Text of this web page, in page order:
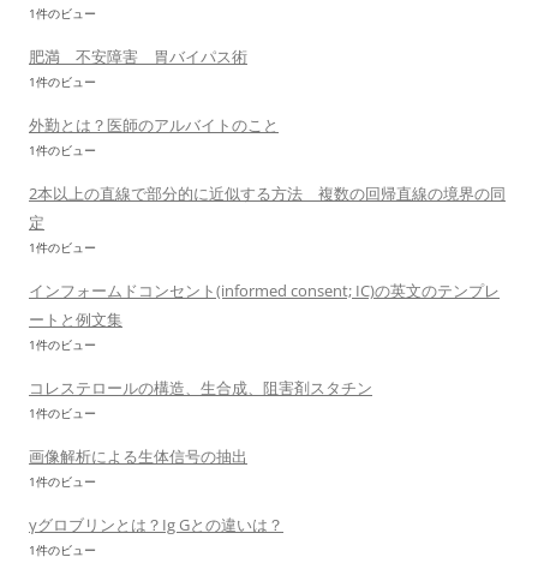
1件のビュー
肥満 不安障害 胃バイパス術
1件のビュー
外勤とは？医師のアルバイトのこと
1件のビュー
2本以上の直線で部分的に近似する方法 複数の回帰直線の境界の同
定
1件のビュー
インフォームドコンセント(informed consent; IC)の英文のテンプレ
ートと例文集
1件のビュー
コレステロールの構造、生合成、阻害剤スタチン
1件のビュー
画像解析による生体信号の抽出
1件のビュー
γグロブリンとは？Ig Gとの違いは？
1件のビュー